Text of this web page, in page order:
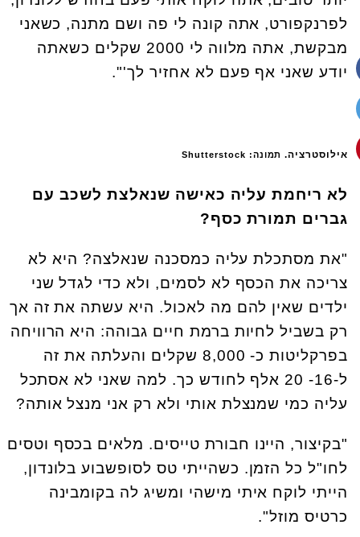
לפרנקפורט, אתה קונה לי פה ושם מתנה, כשאני
מבקשת, אתה מלווה לי 2000 שקלים כשאתה
יודע שאני אף פעם לא אחזיר לך'".
אילוסטרציה. תמונה: Shutterstock
לא ריחמת עליה כאישה שנאלצת לשכב עם
גברים תמורת כסף?
"את מסתכלת עליה כמסכנה שנאלצה? היא לא
צריכה את הכסף לא לסמים, ולא כדי לגדל שני
ילדים שאין להם מה לאכול. היא עשתה את זה אך
רק בשביל לחיות ברמת חיים גבוהה: היא הרוויחה
בפרקליטות כ- 8,000 שקלים והעלתה את זה
ל-16- 20 אלף לחודש כך. למה שאני לא אסתכל
עליה כמי שמנצלת אותי ולא רק אני מנצל אותה?
"בקיצור, היינו חבורת טייסים. מלאים בכסף וטסים
לחו"ל כל הזמן. כשהייתי טס לסופשבוע בלונדון,
הייתי לוקח איתי מישהי ומשיג לה בקומבינה
כרטיס מוזל".